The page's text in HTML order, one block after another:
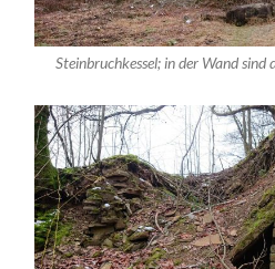
Steinbruchkessel; in der Wand sind